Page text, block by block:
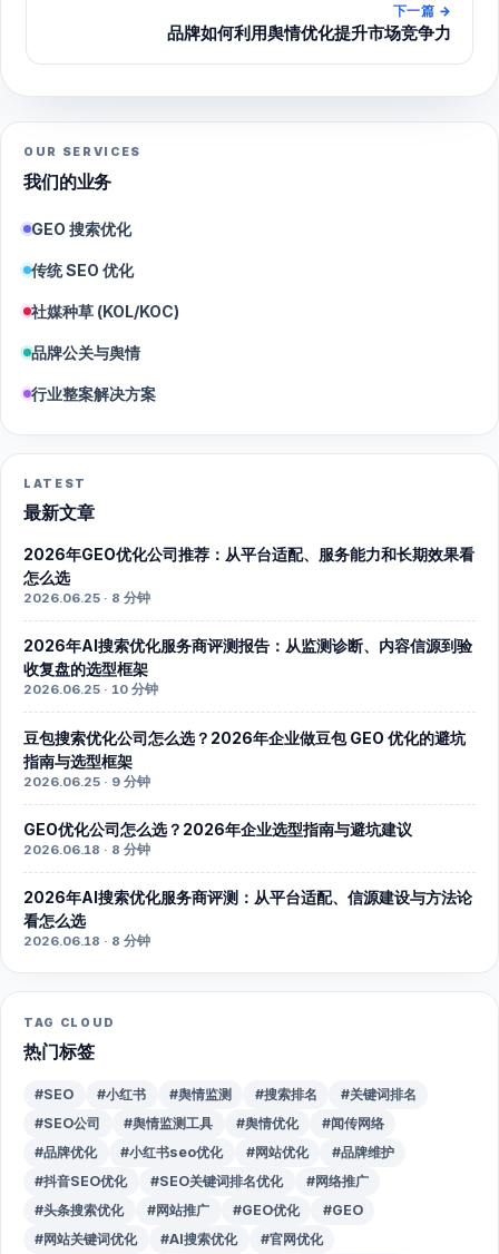
下一篇 →
品牌如何利用舆情优化提升市场竞争力
OUR SERVICES
我们的业务
GEO 搜索优化
传统 SEO 优化
社媒种草 (KOL/KOC)
品牌公关与舆情
行业整案解决方案
LATEST
最新文章
2026年GEO优化公司推荐：从平台适配、服务能力和长期效果看
怎么选
2026.06.25 · 8 分钟
2026年AI搜索优化服务商评测报告：从监测诊断、内容信源到验
收复盘的选型框架
2026.06.25 · 10 分钟
豆包搜索优化公司怎么选？2026年企业做豆包 GEO 优化的避坑
指南与选型框架
2026.06.25 · 9 分钟
GEO优化公司怎么选？2026年企业选型指南与避坑建议
2026.06.18 · 8 分钟
2026年AI搜索优化服务商评测：从平台适配、信源建设与方法论
看怎么选
2026.06.18 · 8 分钟
TAG CLOUD
热门标签
#SEO #小红书 #舆情监测 #搜索排名
#关键词排名
#SEO公司
#舆情监测工具 #舆情优化
#闻传网络
#品牌优化
#小红书seo优化 #网站优化
#品牌维护
#抖音SEO优化
#SEO关键词排名优化
#网络推广
#头条搜索优化
#网站推广 #GEO优化
#GEO
#网站关键词优化
#AI搜索优化
#官网优化